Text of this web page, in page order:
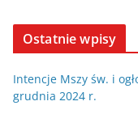
Ostatnie wpisy
Intencje Mszy św. i
grudnia 2024 r.